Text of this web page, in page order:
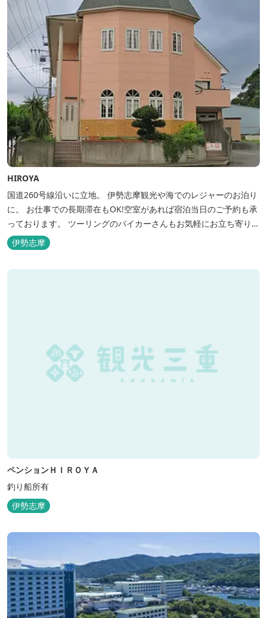
HIROYA
国道260号線沿いに立地。 伊勢志摩観光や海でのレジャーのお泊り
に。 お仕事での長期滞在もOK!空室があれば宿泊当日のご予約も承
っております。 ツーリングのバイカーさんもお気軽にお立ち寄りく
ださい。
伊勢志摩
ペンションＨＩＲＯＹＡ
釣り船所有
伊勢志摩